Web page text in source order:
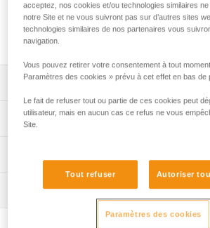
L’anneau de connexion RING permet de
amarrages multiples. La forme circulaire
fonctionnement optimal dans toutes les
Descriptif
Conçu pour réaliser des amarrages
circulaire assure un fonctionnement
Disponible en trois tailles : S, M ou L.
Spécifications techniques
Matière(s): aluminium
Spécifications référence(s)
Télécharger le pdf technical-notice-
Déclaration de conformité
Inspection
acceptez, nos cookies et/ou technologies similaires
notre Site et ne vous suivront pas sur d’autres sites
technologies similaires de nos partenaires vous
navigation.
Vous pouvez retirer votre consentement à tout
Paramètres des cookies » prévu à cet effet en bas de
Le fait de refuser tout ou partie de ces cookies peut
utilisateur, mais en aucun cas ce refus ne vous
Site.
Tout refuser Autoriser
Paramètres des cookies